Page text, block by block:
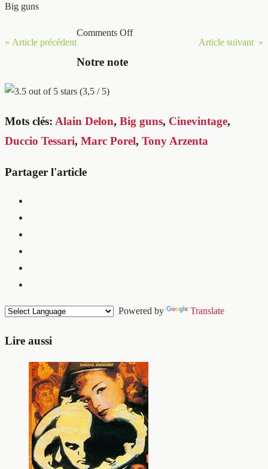
Big guns
« Article précédent Article suivant »
Comments Off
Notre note
(3,5 / 5)
Mots clés: Alain Delon, Big guns, Cinevintage,
Duccio Tessari, Marc Porel, Tony Arzenta
Partager l'article
Powered by Translate
Lire aussi